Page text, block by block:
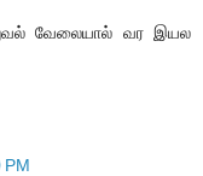
வேலையால் வர இயல
PM